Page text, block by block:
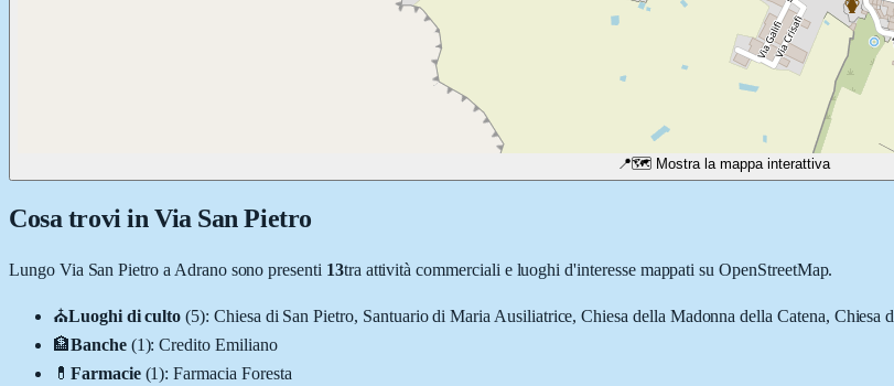
📍🗺️ Mostra la mappa interattiva
Cosa trovi in Via San Pietro
Lungo Via San Pietro a Adranosono presenti 13tra attività commerciali e luoghi d'interesse mappati su OpenStreetMap.
⛪Luoghi di culto (5): Chiesa di San Pietro, Santuario di Maria Ausiliatrice, Chiesa della Madonna della Catena, Chiesa
🏦Banche (1):Credito Emiliano
💊 Farmacie (1):Farmacia Foresta